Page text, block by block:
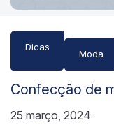
Dicas
Moda
Confecção de
25 março, 2024